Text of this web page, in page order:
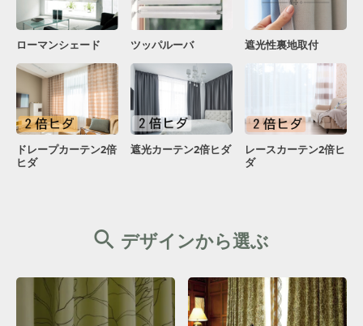
ローマンシェード ツッパルーバ 遮光性裏地取付
ドレープカーテン2倍
ヒダ
遮光カーテン2倍ヒダ
レースカーテン2倍ヒ
ダ
デザインから選ぶ